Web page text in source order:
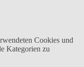
Cookies und
Kategorien zu